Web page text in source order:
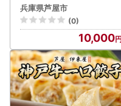
味噌タレ 付き）
兵庫県芦屋市
(0)
10,000